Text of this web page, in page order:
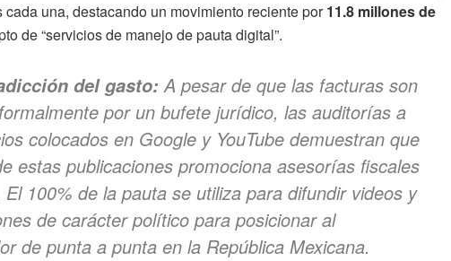
una, destacando un movimiento reciente por11.8 millones de
de “servicios de manejo de pauta digital”.
del gasto: A pesar de que las facturas son
por un bufete jurídico, las auditorías a
colocados en Google y YouTube demuestran que
estas publicaciones promociona asesorías fiscales
El 100% de la pauta se utiliza para difundir videos y
de carácter político para posicionar al
de punta a punta en la República Mexicana.